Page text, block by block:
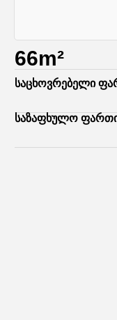
66m²
საცხოვრებელი
საზაფხულო